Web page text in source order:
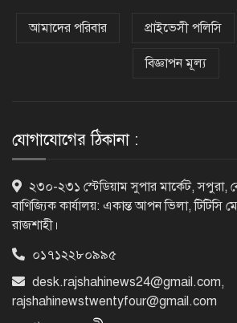
এখনও ৫ আগস্ট
দুর্নীতিমুক্ত
লক্ষ্য : ভূমিমন্ত্রী
যাবে না: ভূমিমন্ত্রী
আমাদের পরিবার প্রাইভেসী পলিসি
বিজ্ঞাপন মূল্য
যোগাযোগের ঠিকানা :
২৩০-২৩১ স্টেডিয়াম সুপার মার্কেট, সপুরা,
বাণিজ্যিক কার্যালয়: একান্ত আপন ভিলা,
রাজশাহী।
০১৭১২২৮০৯৯৫
desk.rajshahinews24@gmail.com,
rajshahinewstwentyfour@gmail.com